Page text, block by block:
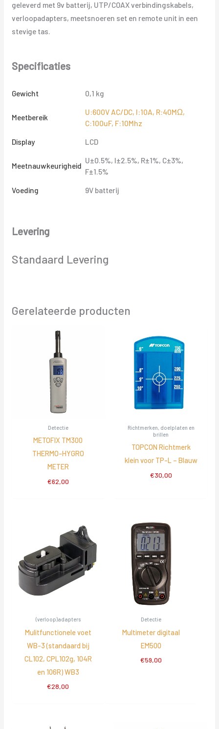
geleverd met 9v batterij, UTP/COAX verbindingskabels,
verloopadapters, meetsnoeren set en remote unit in een
stevige tas.
Specificaties
Gewicht 0,1 kg
Meetbereik
U:600V AC/DC, I:10A, R:40MΩ,
C:100uF, F:10Mhz
Display
LCD
Meetnauwkeurigheid
U±0.5%, I±2.5%, R±1%, C±3%,
F±1.5%
Voeding
9V batterij
Levering
Standaard Levering
Gerelateerde producten
Detectie
METOFIX TM300
THERMO-HYGRO
METER
€62,00
Richtmerken, doelplaten en
brillen
TOPCON Richtmerk
klein voor TP-L – Blauw
€30,00
(verloop)adapters
Mulitfunctionele voet
WB-3 (standaard bij
CL102, CPL102g, 104R
en 106R) WB3
€28,00
Detectie
Multimeter digitaal
EM500
€59,00